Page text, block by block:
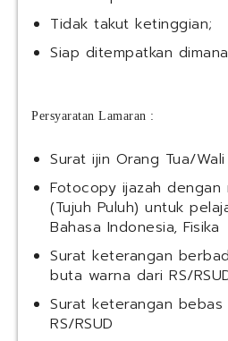
Tidak takut ketinggian;
Siap ditempatkan
Persyaratan Lamaran :
Surat ijin Orang Tua/Wali
Fotocopy ijazah
(Tujuh Puluh) untuk
Bahasa Indonesia, Fisika
Surat keterangan
buta warna dari RS/
Surat keterangan bebas
RS/RSUD